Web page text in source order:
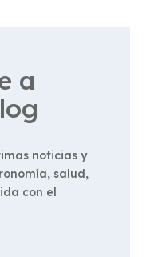
a
noticias y
salud,
con el